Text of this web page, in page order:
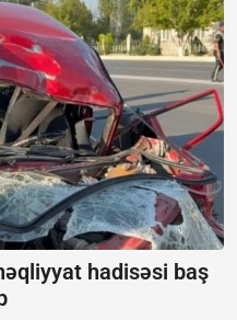
hadisəsi baş